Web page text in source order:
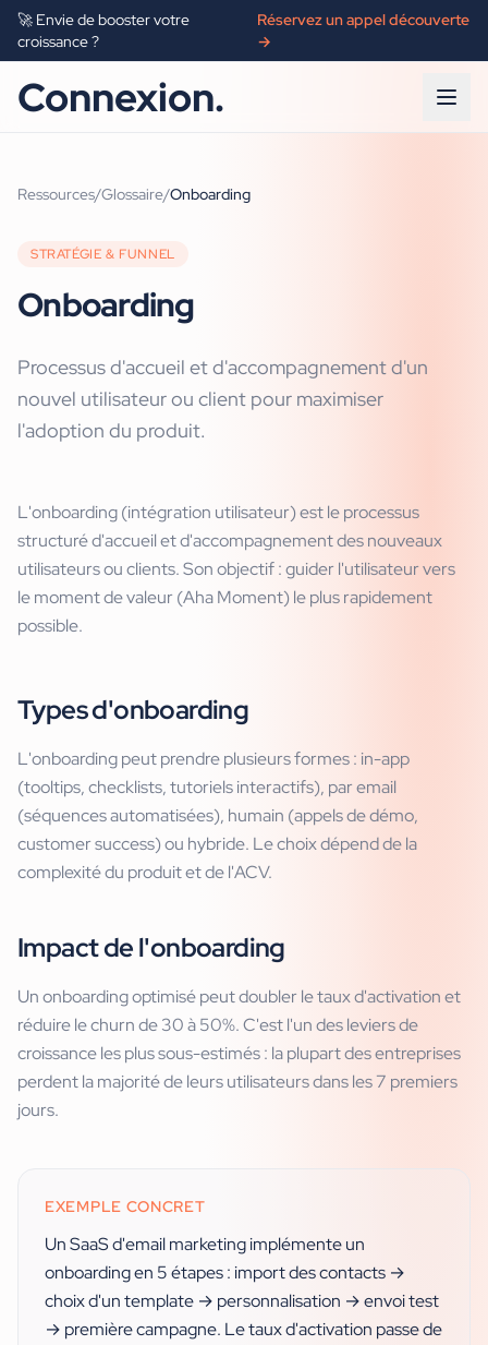
🚀 Envie de booster votre
croissance ?
Réservez un appel découverte
→
Connexion.
Ressources/Glossaire/Onboarding
STRATÉGIE & FUNNEL
Onboarding
Processus d'accueil et d'accompagnement d'un
nouvel utilisateur ou client pour maximiser
l'adoption du produit.
L'onboarding (intégration utilisateur) est le processus
structuré d'accueil et d'accompagnement des nouveaux
utilisateurs ou clients. Son objectif : guider l'utilisateur vers
le moment de valeur (Aha Moment) le plus rapidement
possible.
Types d'onboarding
L'onboarding peut prendre plusieurs formes : in-app
(tooltips, checklists, tutoriels interactifs), par email
(séquences automatisées), humain (appels de démo,
customer success) ou hybride. Le choix dépend de la
complexité du produit et de l'ACV.
Impact de l'onboarding
Un onboarding optimisé peut doubler le taux d'activation et
réduire le churn de 30 à 50%. C'est l'un des leviers de
croissance les plus sous-estimés : la plupart des entreprises
perdent la majorité de leurs utilisateurs dans les 7 premiers
jours.
EXEMPLE CONCRET
Un SaaS d'email marketing implémente un
onboarding en 5 étapes : import des contacts →
choix d'un template → personnalisation → envoi test
→ première campagne. Le taux d'activation passe de